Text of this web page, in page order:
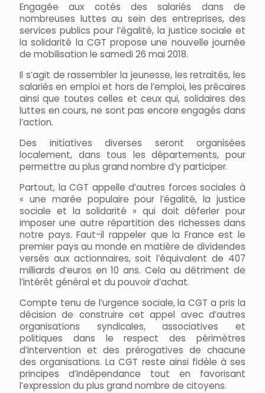
Engagée aux cotés des salariés dans de
nombreuses luttes au sein des entreprises, des
services publics pour l’égalité, la justice sociale et
la solidarité la CGT propose une nouvelle journée
de mobilisation le samedi 26 mai 2018.
Il s’agit de rassembler la jeunesse, les retraités, les
salariés en emploi et hors de l’emploi, les précaires
ainsi que toutes celles et ceux qui, solidaires des
luttes en cours, ne sont pas encore engagés dans
l’action.
Des initiatives diverses seront organisées
localement, dans tous les départements, pour
permettre au plus grand nombre d’y participer.
Partout, la CGT appelle d’autres forces sociales à
« une marée populaire pour l’égalité, la justice
sociale et la solidarité » qui doit déferler pour
imposer une autre répartition des richesses dans
notre pays. Faut-il rappeler que la France est le
premier pays au monde en matière de dividendes
versés aux actionnaires, soit l’équivalent de 407
milliards d’euros en 10 ans. Cela au détriment de
l’intérêt général et du pouvoir d’achat.
Compte tenu de l’urgence sociale, la CGT a pris la
décision de construire cet appel avec d’autres
organisations syndicales, associatives et
politiques dans le respect des périmètres
d’intervention et des prérogatives de chacune
des organisations. La CGT reste ainsi fidèle à ses
principes d’indépendance tout en favorisant
l’expression du plus grand nombre de citoyens.